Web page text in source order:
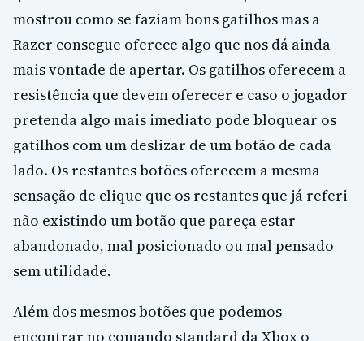
mostrou como se faziam bons gatilhos mas a
Razer consegue oferece algo que nos dá ainda
mais vontade de apertar. Os gatilhos oferecem a
resistência que devem oferecer e caso o jogador
pretenda algo mais imediato pode bloquear os
gatilhos com um deslizar de um botão de cada
lado. Os restantes botões oferecem a mesma
sensação de clique que os restantes que já referi
não existindo um botão que pareça estar
abandonado, mal posicionado ou mal pensado
sem utilidade.
Além dos mesmos botões que podemos
encontrar no comando standard da Xbox o